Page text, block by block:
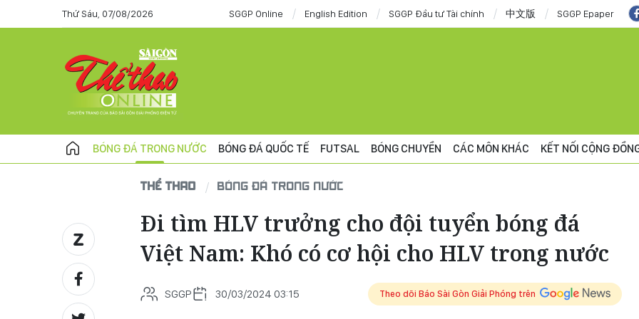
Thứ Sáu, 07/08/2026 SGGP Online English Edition SGGP Đầu tư Tài chính 中文版 SGGP Epaper
BÓNG ĐÁ TRONG NƯỚC BÓNG ĐÁ QUỐC TẾ FUTSAL BÓNG CHUYỀN CÁC MÔN KHÁC KẾT NỐI CỘNG
THỂ THAO BÓNG ĐÁ TRONG NƯỚC
Đi tìm HLV trưởng cho đội tuyển bóng đá
Việt Nam: Khó có cơ hội cho HLV trong nước
SGGP 30/03/2024 03:15 Theo dõi Báo Sài Gòn Giải Phóng trên